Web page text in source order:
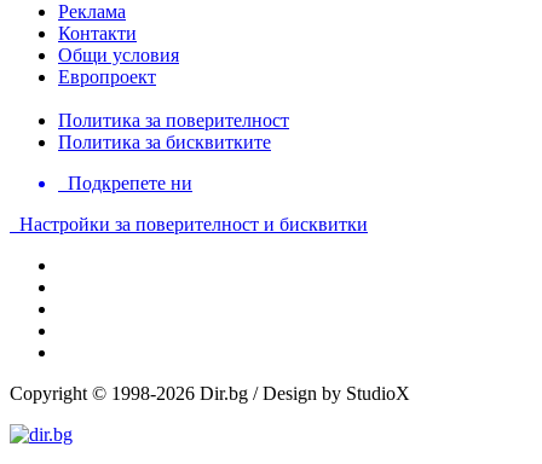
Реклама
Контакти
Общи условия
Европроект
Политика за поверителност
Политика за бисквитките
Подкрепете ни
Настройки за поверителност и бисквитки
Copyright © 1998-2026 Dir.bg / Design by StudioX